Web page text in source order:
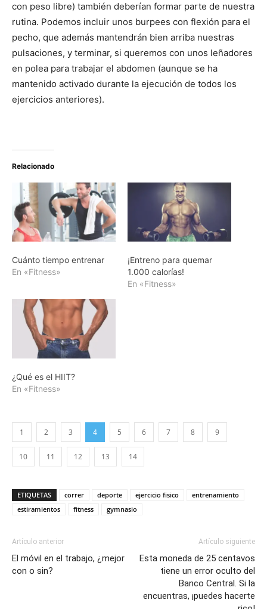
con peso libre) también deberían formar parte de nuestra
rutina. Podemos incluir unos burpees con flexión para el
pecho, que además mantendrán bien arriba nuestras
pulsaciones, y terminar, si queremos con unos leñadores
en polea para trabajar el abdomen (aunque se ha
mantenido activado durante la ejecución de todos los
ejercicios anteriores).
Relacionado
Cuánto tiempo entrenar
En «Fitness»
¡Entreno para quemar
1.000 calorías!
En «Fitness»
¿Qué es el HIIT?
En «Fitness»
1 2 3 4 5 6 7 8 9
10 11 12 13 14
ETIQUETAS correr deporte ejercicio fisico
entrenamiento
estiramientos
fitness gymnasio
Artículo anterior
El móvil en el trabajo, ¿mejor
con o sin?
Artículo siguiente
Esta moneda de 25 centavos
tiene un error oculto del
Banco Central. Si la
encuentras, ¡puedes hacerte